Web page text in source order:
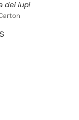
dei lupi